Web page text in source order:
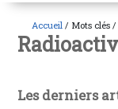
Accueil / Mots clés
Les derniers